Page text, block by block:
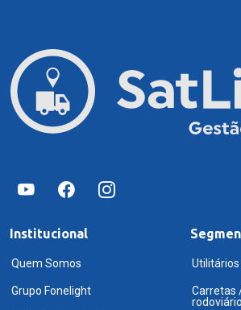
Institucional
Quem Somos
Grupo Fonelight
Utilitários
Carretas